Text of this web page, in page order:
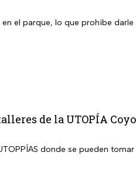
el parque, lo que prohíbe
de la UTOPÍA
donde se pueden